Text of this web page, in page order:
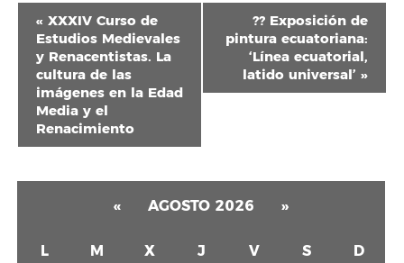
Navegación
del
Evento
« XXXIV Curso de
Estudios Medievales
y Renacentistas. La
cultura de las
imágenes en la Edad
Media y el
Renacimiento
?? Exposición de
pintura ecuatoriana:
‘Línea ecuatorial,
latido universal’ »
« AGOSTO 2026 »
L M X J V S D